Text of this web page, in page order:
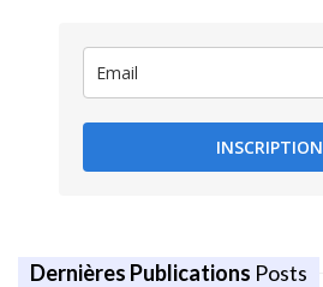
INSCRIPTION
Dernières Publications Posts